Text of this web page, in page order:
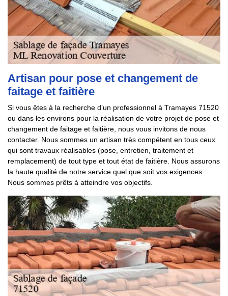
Artisan pour pose et changement de
faitage et faitière
Si vous êtes à la recherche d’un professionnel à Tramayes 71520
ou dans les environs pour la réalisation de votre projet de pose et
changement de faitage et faitière, nous vous invitons de nous
contacter. Nous sommes un artisan très compétent en tous ceux
qui sont travaux réalisables (pose, entretien, traitement et
remplacement) de tout type et tout état de faitière. Nous assurons
la haute qualité de notre service quel que soit vos exigences.
Nous sommes prêts à atteindre vos objectifs.